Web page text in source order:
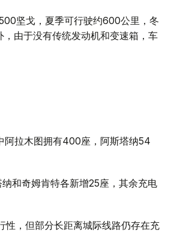
坚戈，夏季可行驶约600公里，冬
由于没有传统发动机和变速箱，车
阿拉木图拥有400座，阿斯塔纳54
和奇姆肯特各新增25座，其余充电
性，但部分长距离城际线路仍存在充